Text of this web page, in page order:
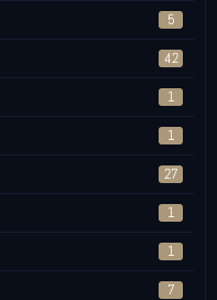
5
42
1
1
27
1
1
7